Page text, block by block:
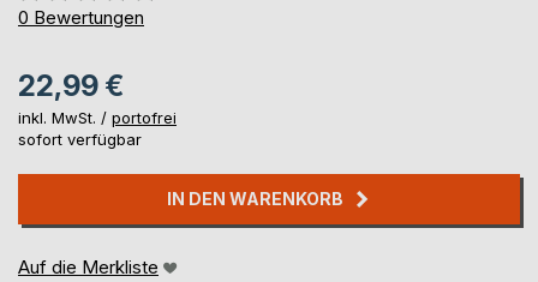
0%
0 Bewertungen
22,99 €
inkl. MwSt. / portofrei
sofort verfügbar
IN DEN WARENKORB
Auf die Merkliste